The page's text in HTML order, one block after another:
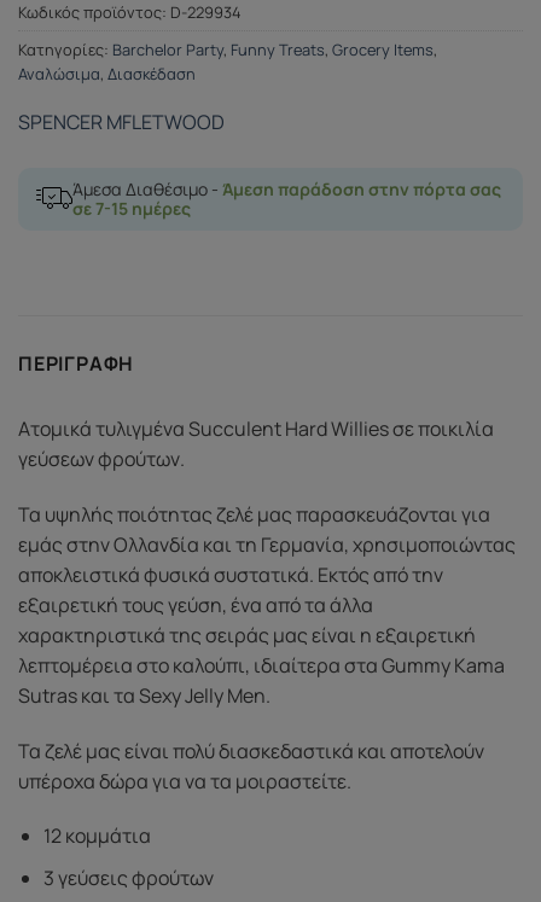
Κωδικός προϊόντος: D-229934
Κατηγορίες: Barchelor Party, Funny Treats, Grocery Items,
Αναλώσιμα, Διασκέδαση
SPENCER MFLETWOOD
Άμεσα Διαθέσιμο - Άμεση παράδοση στην πόρτα σας
σε 7-15 ημέρες
ΠΕΡΙΓΡΑΦΉ
Ατομικά τυλιγμένα Succulent Hard Willies σε ποικιλία
γεύσεων φρούτων.
Τα υψηλής ποιότητας ζελέ μας παρασκευάζονται για
εμάς στην Ολλανδία και τη Γερμανία, χρησιμοποιώντας
αποκλειστικά φυσικά συστατικά. Εκτός από την
εξαιρετική τους γεύση, ένα από τα άλλα
χαρακτηριστικά της σειράς μας είναι η εξαιρετική
λεπτομέρεια στο καλούπι, ιδιαίτερα στα Gummy Kama
Sutras και τα Sexy Jelly Men.
Τα ζελέ μας είναι πολύ διασκεδαστικά και αποτελούν
υπέροχα δώρα για να τα μοιραστείτε.
12 κομμάτια
3 γεύσεις φρούτων